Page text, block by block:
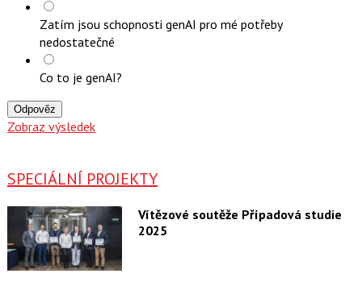
Zatím jsou schopnosti genAI pro mé potřeby
nedostatečné
Co to je genAI?
Odpověz
Zobraz výsledek
SPECIÁLNÍ PROJEKTY
Vítězové soutěže Případová studie
2025